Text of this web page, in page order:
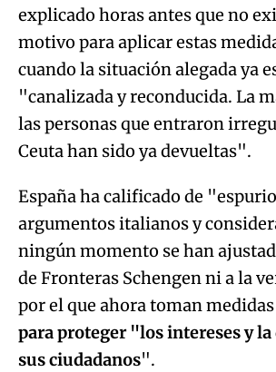
explicado horas antes que no
motivo para aplicar estas
cuando la situación alegada ya
"canalizada y reconducida. La
las personas que entraron
Ceuta han sido ya devueltas".
España ha calificado de
argumentos italianos y
ningún momento se han
de Fronteras Schengen ni a la
por el que ahora toman
para proteger "los intereses y
sus ciudadanos".